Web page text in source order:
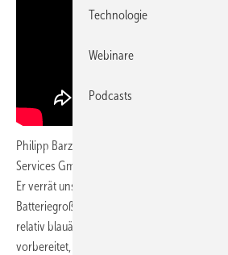
Philipp Barz, Senior Manager bei IE2S
Services GmbH), ist Experte für die
Er verrät uns, was alles zu beachten ist, wenn
Batteriegroßspeichers geht. Soviel steht fest:
relativ blauäugig in ein solches Vorhaben.
vorbereitet, dass die gut ausgelasteten
Technologie
Webinare
Podcasts